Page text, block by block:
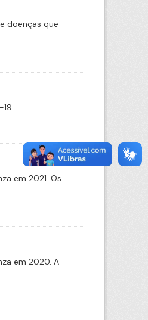
doenças que
em 2021. Os
em 2020. A